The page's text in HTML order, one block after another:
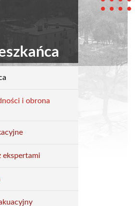
i obrona
ekspertami